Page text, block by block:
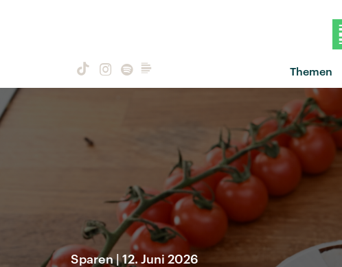
Themen
Sparen | 12. Juni 2026